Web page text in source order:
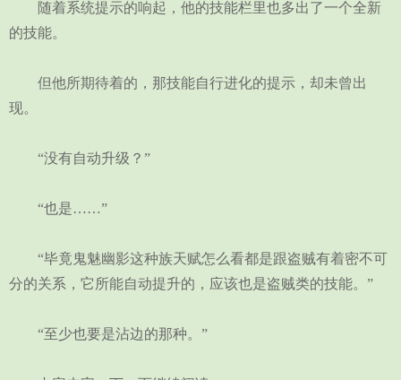
随着系统提示的响起，他的技能栏里也多出了一个全新
的技能。
但他所期待着的，那技能自行进化的提示，却未曾出
现。
“没有自动升级？”
“也是……”
“毕竟鬼魅幽影这种族天赋怎么看都是跟盗贼有着密不可
分的关系，它所能自动提升的，应该也是盗贼类的技能。”
“至少也要是沾边的那种。”